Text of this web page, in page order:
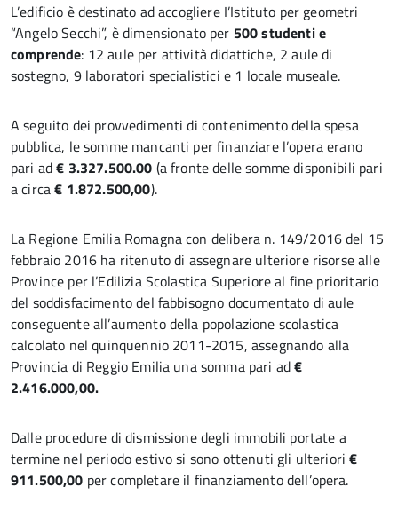
L’edificio è destinato ad accogliere I’Istituto per geometri
“Angelo Secchi”, è dimensionato per 500 studenti e
comprende: 12 aule per attività didattiche, 2 aule di
sostegno, 9 laboratori specialistici e 1 locale museale.
A seguito dei provvedimenti di contenimento della spesa
pubblica, le somme mancanti per finanziare l’opera erano
pari ad€ 3.327.500.00 (a fronte delle somme disponibili pari
a circa€ 1.872.500,00).
La Regione Emilia Romagna con delibera n. 149/2016 del 15
febbraio 2016 ha ritenuto di assegnare ulteriore risorse alle
Province per l’Edilizia Scolastica Superiore al fine prioritario
del soddisfacimento del fabbisogno documentato di aule
conseguente all’aumento della popolazione scolastica
calcolato nel quinquennio 2011-2015, assegnando alla
Provincia di Reggio Emilia una somma pari ad€
2.416.000,00.
Dalle procedure di dismissione degli immobili portate a
termine nel periodo estivo si sono ottenuti gli ulteriori€
911.500,00 per completare il finanziamento dell’opera.